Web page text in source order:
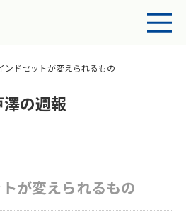
ンドセットが変えられるもの
澤の週報
が変えられるもの